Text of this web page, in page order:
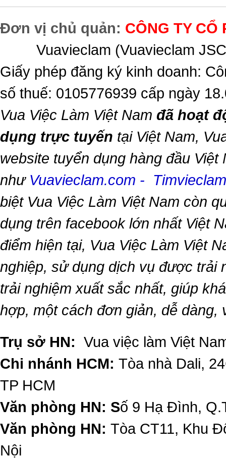
Đơn vị chủ quản: CÔNG TY CỔ
Vuavieclam (Vuavieclam
Giấy phép đăng ký kinh doanh:
số thuế: 0105776939 cấp ngày
Vua Việc Làm Việt Nam đã hoạt
dụng trực tuyến tại Việt Nam,
website tuyển dụng hàng đầu Việt
như Vuavieclam.com -
biệt Vua Việc Làm Việt Nam còn
dụng trên facebook lớn nhất Việt
điểm hiện tại, Vua Việc Làm Việt
nghiệp, sử dụng dịch vụ được trải
trải nghiệm xuất sắc nhất, giúp
hợp, một cách đơn giản, dễ dàng,
Trụ sở HN: Vua việc làm Việt
Chi nhánh HCM: Tòa nhà Dali,
TP HCM
Văn phòng HN: Số 9 Hạ Đình,
Văn phòng HN: Tòa CT11, Khu
Nội